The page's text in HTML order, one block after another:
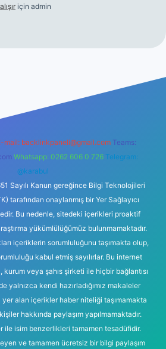
için admin
mail: backlinkpaneli@gmail.com Teams:
Whatsapp: 0262 606 0 726 Telegram:
@karabul
Sayılı Kanun gereğince Bilgi Teknolojileri
tarafından onaylanmış bir Yer Sağlayıcı
Bu nedenle, sitedeki içerikleri proaktif
yükümlülüğümüz bulunmamaktadır.
içeriklerin sorumluluğunu taşımakta olup,
kabul etmiş sayılırlar. Bu internet
veya şahıs şirketi ile hiçbir bağlantısı
yalnızca kendi hazırladığımız makaleler
yer alan içerikler haber niteliği taşımamakta
hakkında paylaşım yapılmamaktadır.
ile isim benzerlikleri tamamen tesadüfidir.
ve tamamen ücretsiz bir bilgi paylaşım